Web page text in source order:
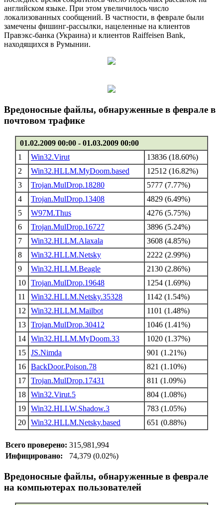
английском языке. При этом увеличилось число
локализованных сообщений. В частности, в феврале были
замечены фишинг-рассылки, нацеленные на клиентов
Правэкс-банка (Украина) и клиентов Raiffeisen Bank,
находящихся в Румынии.
Вредоносные файлы, обнаруженные в феврале в
почтовом трафике
01.02.2009 00:00 - 01.03.2009 00:00
1
Win32.Virut
13836 (18.60%)
2
Win32.HLLM.MyDoom.based
12512 (16.82%)
3
Trojan.MulDrop.18280
5777 (7.77%)
4
Trojan.MulDrop.13408
4829 (6.49%)
5
W97M.Thus
4276 (5.75%)
6
Trojan.MulDrop.16727
3896 (5.24%)
7
Win32.HLLM.Alaxala
3608 (4.85%)
8
Win32.HLLM.Netsky
2222 (2.99%)
9
Win32.HLLM.Beagle
2130 (2.86%)
10 Trojan.MulDrop.19648
1254 (1.69%)
11
Win32.HLLM.Netsky.35328
1142 (1.54%)
12
Win32.HLLM.Mailbot
1101 (1.48%)
13 Trojan.MulDrop.30412
1046 (1.41%)
14 Win32.HLLM.MyDoom.33
1020 (1.37%)
15 JS.Nimda
901 (1.21%)
16 BackDoor.Poison.78
821 (1.10%)
17 Trojan.MulDrop.17431
811 (1.09%)
18 Win32.Virut.5
804 (1.08%)
19 Win32.HLLW.Shadow.3
783 (1.05%)
20 Win32.HLLM.Netsky.based 651 (0.88%)
Всего проверено: 315,981,994
Инфицировано:
74,379 (0.02%)
Вредоносные файлы, обнаруженные в феврале
на компьютерах пользователей